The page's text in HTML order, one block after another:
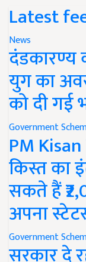
Latest
News
दंडकारण्य
युग का
को दी गई
Government
PM
किस्त का
सकते हैं
अपना
Government
सरकार दे